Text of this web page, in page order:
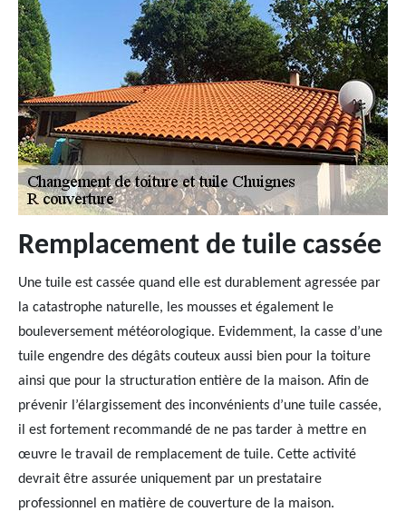
Remplacement de tuile cassée
Une tuile est cassée quand elle est durablement agressée par
la catastrophe naturelle, les mousses et également le
bouleversement météorologique. Evidemment, la casse d’une
tuile engendre des dégâts couteux aussi bien pour la toiture
ainsi que pour la structuration entière de la maison. Afin de
prévenir l’élargissement des inconvénients d’une tuile cassée,
il est fortement recommandé de ne pas tarder à mettre en
œuvre le travail de remplacement de tuile. Cette activité
devrait être assurée uniquement par un prestataire
professionnel en matière de couverture de la maison.